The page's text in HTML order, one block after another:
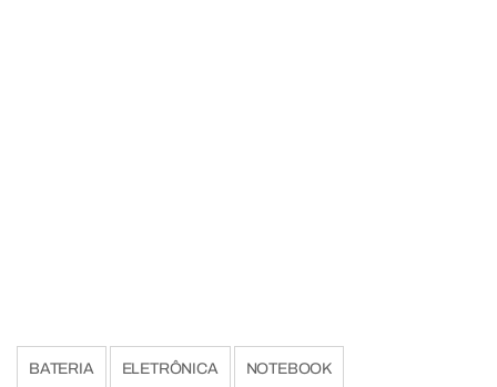
BATERIA ELETRÔNICA NOTEBOOK